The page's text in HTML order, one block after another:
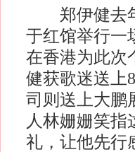
郑伊健去年
于红馆举行一
在香港为此次
健获歌迷送上
司则送上大鹏
人林姗姗笑
礼，让他先行